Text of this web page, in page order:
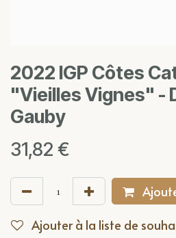
2022 IGP Côtes
"Vieilles Vignes" -
Gauby
31,82 €
Ajouter à la liste de